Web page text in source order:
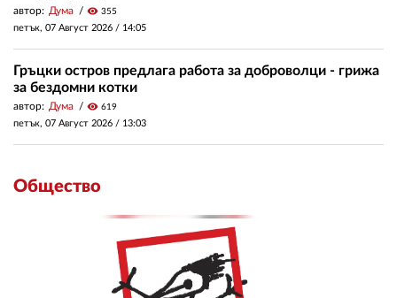
автор: Дума visibility 355
петък, 07 Август 2026 / 14:05
Гръцки остров предлага работа за доброволци - грижа
за бездомни котки
автор: Дума visibility 619
петък, 07 Август 2026 / 13:03
Общество